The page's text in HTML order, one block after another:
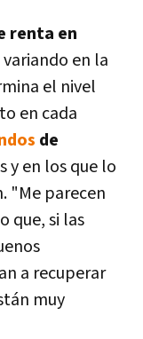
renta en
en la
el nivel
en cada
de
y en los que lo
"Me parecen
que, si las
a recuperar
muy